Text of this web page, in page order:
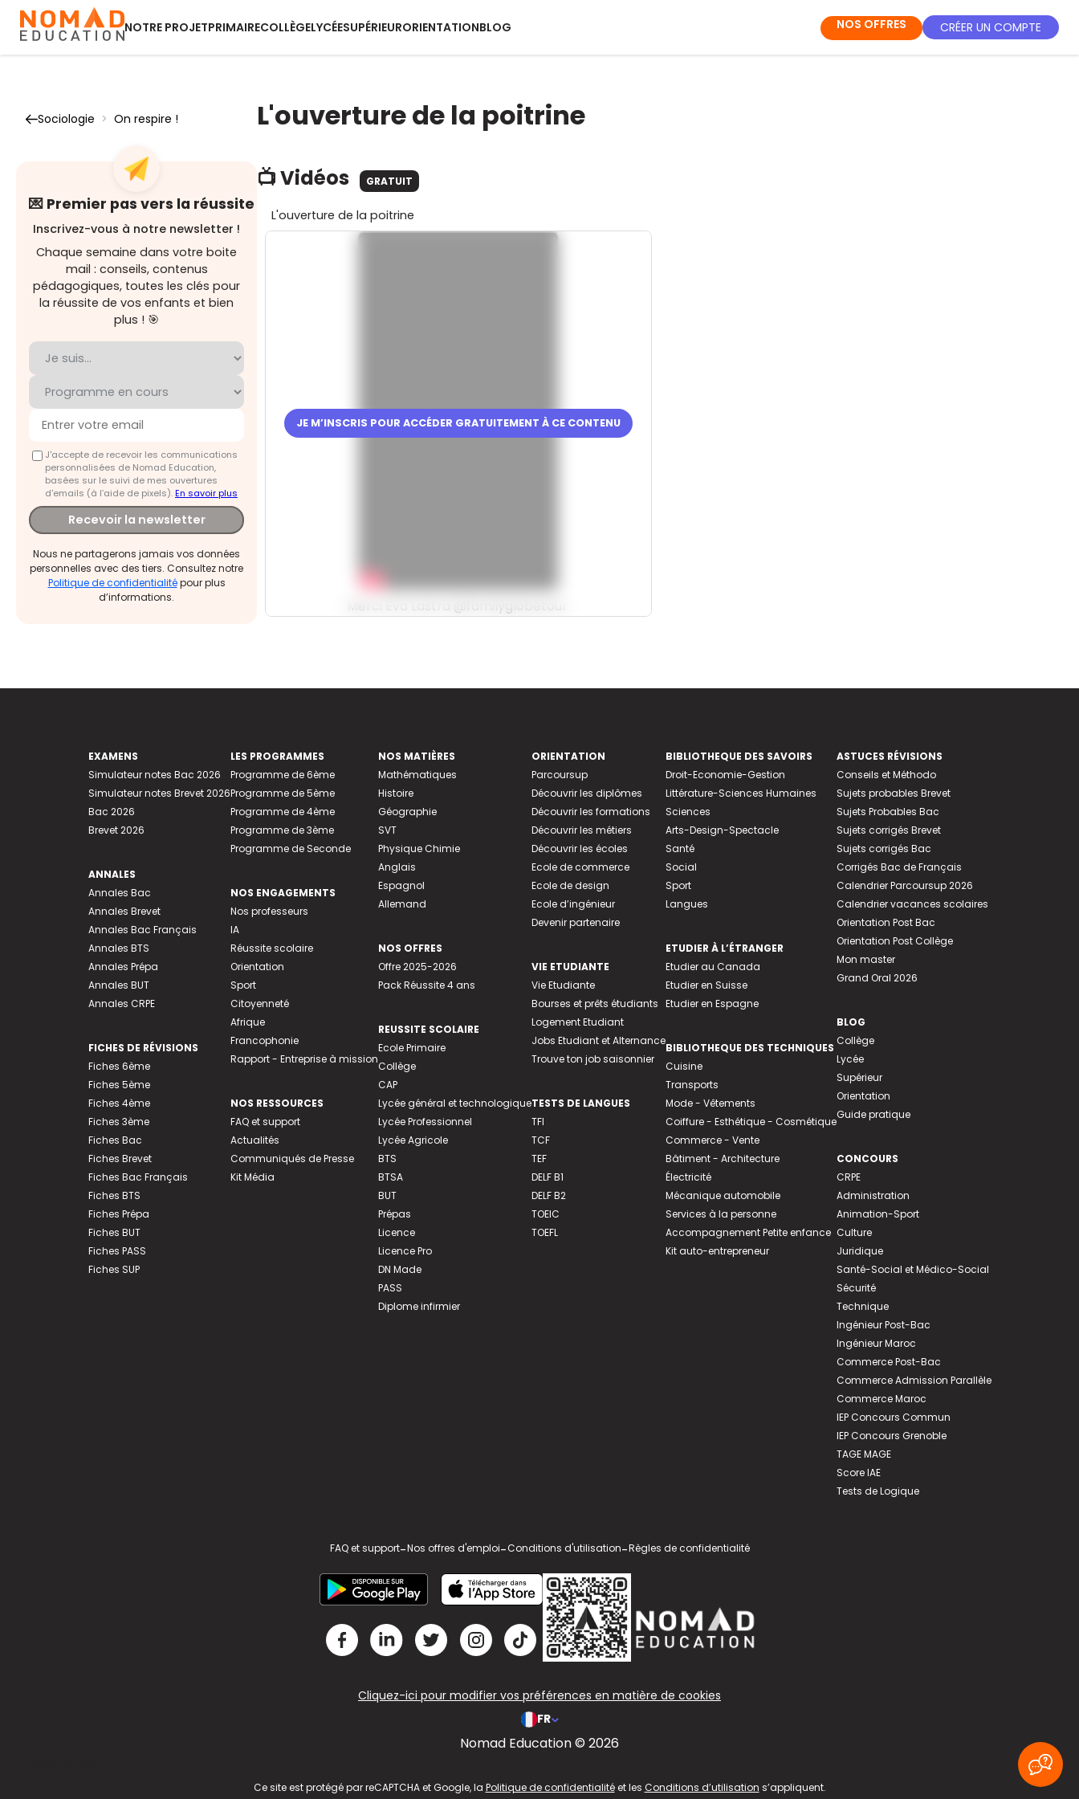
NOTRE PROJETPRIMAIRECOLLÈGELYCÉESUPÉRIEURORIENTATIONBLOG NOS OFFRES CRÉER UN COMPTE
Sociologie > On respire !
💌 Premier pas vers la réussite
Inscrivez-vous à notre newsletter !
Chaque semaine dans votre boite
mail : conseils, contenus
pédagogiques, toutes les clés pour
la réussite de vos enfants et bien
plus ! 🎯
J'accepte de recevoir les communications
personnalisées de Nomad Education,
basées sur le suivi de mes ouvertures
d'emails (à l’aide de pixels).En savoir plus
Recevoir la newsletter
Nous ne partagerons jamais vos données
personnelles avec des tiers. Consultez notre
Politique de confidentialitépour plus
d’informations.
L'ouverture de la poitrine
📺 Vidéos GRATUIT
L'ouverture de la poitrine
JE M’INSCRIS POUR ACCÉDER GRATUITEMENT À CE CONTENU
EXAMENS
Simulateur notes Bac 2026
Simulateur notes Brevet 2026
Bac 2026
Brevet 2026
ANNALES
Annales Bac
Annales Brevet
Annales Bac Français
Annales BTS
Annales Prépa
Annales BUT
Annales CRPE
FICHES DE RÉVISIONS
Fiches 6ème
Fiches 5ème
Fiches 4ème
Fiches 3ème
Fiches Bac
Fiches Brevet
Fiches Bac Français
Fiches BTS
Fiches Prépa
Fiches BUT
Fiches PASS
Fiches SUP
LES PROGRAMMES
Programme de 6ème
Programme de 5ème
Programme de 4ème
Programme de 3ème
Programme de Seconde
NOS ENGAGEMENTS
Nos professeurs
IA
Réussite scolaire
Orientation
Sport
Citoyenneté
Afrique
Francophonie
Rapport - Entreprise à mission
NOS RESSOURCES
FAQ et support
Actualités
Communiqués de Presse
Kit Média
NOS MATIÈRES
Mathématiques
Histoire
Géographie
SVT
Physique Chimie
Anglais
Espagnol
Allemand
NOS OFFRES
Offre 2025-2026
Pack Réussite 4 ans
REUSSITE SCOLAIRE
Ecole Primaire
Collège
CAP
Lycée général et technologique
Lycée Professionnel
Lycée Agricole
BTS
BTSA
BUT
Prépas
Licence
Licence Pro
DN Made
PASS
Diplome infirmier
ORIENTATION
Parcoursup
Découvrir les diplômes
Découvrir les formations
Découvrir les métiers
Découvrir les écoles
Ecole de commerce
Ecole de design
Ecole d’ingénieur
Devenir partenaire
VIE ETUDIANTE
Vie Etudiante
Bourses et prêts étudiants
Logement Etudiant
Jobs Etudiant et Alternance
Trouve ton job saisonnier
TESTS DE LANGUES
TFI
TCF
TEF
DELF B1
DELF B2
TOEIC
TOEFL
BIBLIOTHEQUE DES SAVOIRS
Droit-Economie-Gestion
Littérature-Sciences Humaines
Sciences
Arts-Design-Spectacle
Santé
Social
Sport
Langues
ETUDIER À L’ÉTRANGER
Etudier au Canada
Etudier en Suisse
Etudier en Espagne
BIBLIOTHEQUE DES TECHNIQUES
Cuisine
Transports
Mode - Vêtements
Coiffure - Esthétique - Cosmétique
Commerce - Vente
Bâtiment - Architecture
Électricité
Mécanique automobile
Services à la personne
Accompagnement Petite enfance
Kit auto-entrepreneur
ASTUCES RÉVISIONS
Conseils et Méthodo
Sujets probables Brevet
Sujets Probables Bac
Sujets corrigés Brevet
Sujets corrigés Bac
Corrigés Bac de Français
Calendrier Parcoursup 2026
Calendrier vacances scolaires
Orientation Post Bac
Orientation Post Collège
Mon master
Grand Oral 2026
BLOG
Collège
Lycée
Supérieur
Orientation
Guide pratique
CONCOURS
CRPE
Administration
Animation-Sport
Culture
Juridique
Santé-Social et Médico-Social
Sécurité
Technique
Ingénieur Post-Bac
Ingénieur Maroc
Commerce Post-Bac
Commerce Admission Parallèle
Commerce Maroc
IEP Concours Commun
IEP Concours Grenoble
TAGE MAGE
Score IAE
Tests de Logique
FAQ et support-Nos offres d'emploi-Conditions d'utilisation-Règles de confidentialité
Cliquez-ici pour modifier vos préférences en matière de cookies
FR
Nomad Education © 2026
Ce site est protégé par reCAPTCHA et Google, la Politique de confidentialitéet les Conditions d’utilisation s’appliquent.